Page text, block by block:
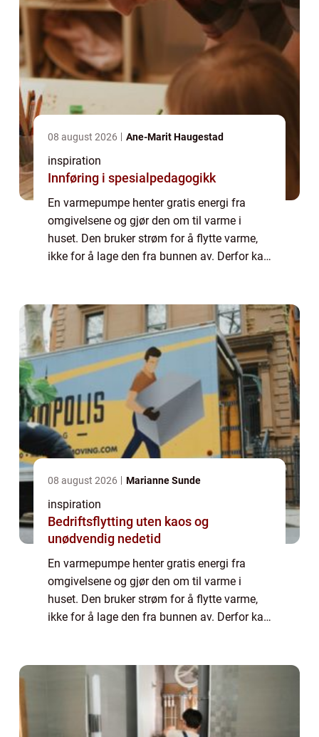
08 august 2026 Ane-Marit Haugestad
inspiration
Innføring i spesialpedagogikk
En varmepumpe henter gratis energi fra
omgivelsene og gjør den om til varme i
huset. Den bruker strøm for å flytte varme,
ikke for å lage den fra bunnen av. Derfor kan
For...
08 august 2026 Marianne Sunde
inspiration
Bedriftsflytting uten kaos og
unødvendig nedetid
En varmepumpe henter gratis energi fra
omgivelsene og gjør den om til varme i
huset. Den bruker strøm for å flytte varme,
ikke for å lage den fra bunnen av. Derfor kan